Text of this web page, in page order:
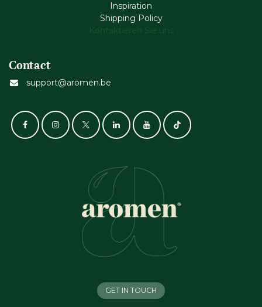
Inspiration
Shipping Policy
Kontaktieren Sie uns
Contact
support@aromen.be
GET IN TOUCH